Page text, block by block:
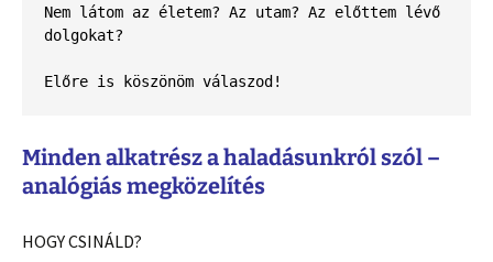
Nem látom az életem? Az utam? Az előttem lévő
dolgokat?
Előre is köszönöm válaszod!
Minden alkatrész a haladásunkról szól –
analógiás megközelítés
HOGY CSINÁLD?